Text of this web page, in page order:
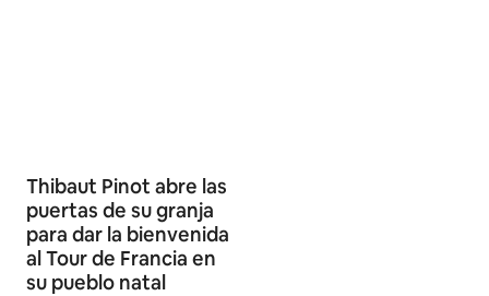
Thibaut Pinot abre las
puertas de su granja
para dar la bienvenida
al Tour de Francia en
su pueblo natal